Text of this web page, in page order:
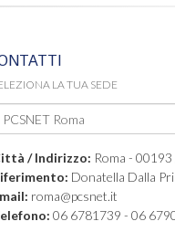
LA TUA SEDE
/ Indirizzo: Roma - 00193
Donatella Dalla
roma@pcsnet.it
06 6781739 - 06